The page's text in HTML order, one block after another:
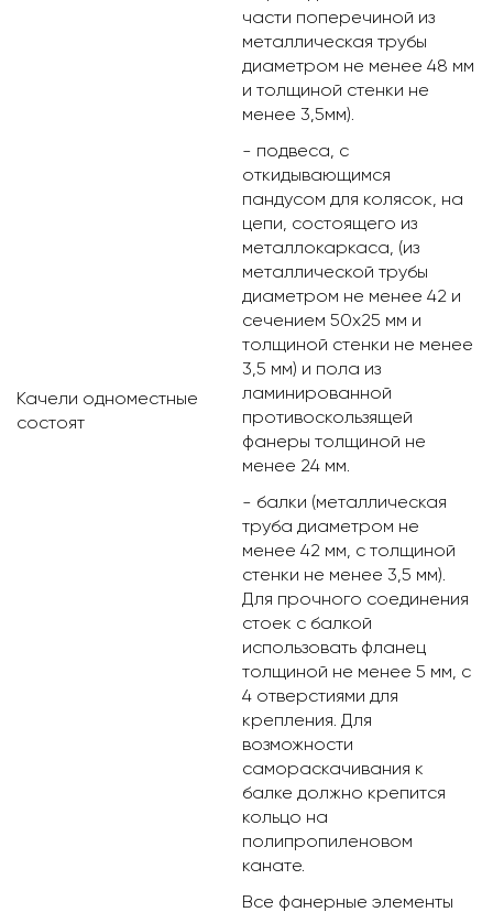
Качели одноместные
состоят
части поперечиной из
металлическая трубы
диаметром не менее 48 мм
и толщиной стенки не
менее 3,5мм).
- подвеса, с
откидывающимся
пандусом для колясок, на
цепи, состоящего из
металлокаркаса, (из
металлической трубы
диаметром не менее 42 и
сечением 50х25 мм и
толщиной стенки не менее
3,5 мм) и пола из
ламинированной
противоскользящей
фанеры толщиной не
менее 24 мм.
- балки (металлическая
труба диаметром не
менее 42 мм, с толщиной
стенки не менее 3,5 мм).
Для прочного соединения
стоек с балкой
использовать фланец
толщиной не менее 5 мм, с
4 отверстиями для
крепления. Для
возможности
самораскачивания к
балке должно крепится
кольцо на
полипропиленовом
канате.
Все фанерные элементы